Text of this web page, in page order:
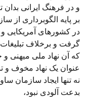
و در فرهنگ ایرانی
بر پایه الگوبرداری از
در کشورهای آمریکایی و
گرفت و برخلاف تبلیغات
که آن نهاد ملی میهنی و
عنوان یک نهاد مخوف و
نه تنها ایجاد سازمان
بدعت آلودی نبود،